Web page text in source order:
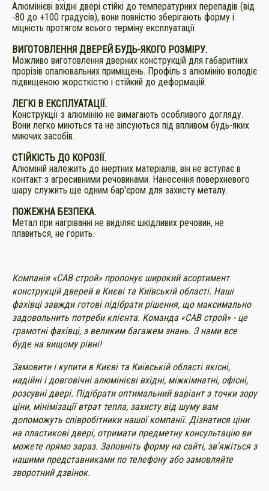
Алюмінієві вхідні двері стійкі до температурних перепадів (від
-80 до +100 градусів), вони повністю зберігають форму і
міцність протягом всього терміну експлуатації.
ВИГОТОВЛЕННЯ ДВЕРЕЙ БУДЬ-ЯКОГО РОЗМІРУ.
Можливо виготовлення дверних конструкцій для габаритних
прорізів опалювальних приміщень. Профіль з алюмінію володіє
підвищеною жорсткістю і стійкий до деформацій.
ЛЕГКІ В ЕКСПЛУАТАЦІЇ.
Конструкції з алюмінію не вимагають особливого догляду.
Вони легко миються та не зіпсуються під впливом будь-яких
миючих засобів.
СТІЙКІСТЬ ДО КОРОЗІЇ.
Алюміній належить до інертних матеріалів, він не вступає в
контакт з агресивними речовинами. Нанесення поверхневого
шару служить ще одним бар'єром для захисту металу.
ПОЖЕЖНА БЕЗПЕКА.
Метал при нагріванні не виділяє шкідливих речовин, не
плавиться, не горить.
Компанія «САВ строй» пропонує широкий асортимент
конструкцій дверей в Києві та Київській області. Наші
фахівці завжди готові підібрати рішення, що максимально
задовольнить потреби клієнта. Команда «САВ строй» - це
грамотні фахівці, з великим багажем знань. З нами все
буде на вищому рівні!
Замовити і купити в Києві та Київській області якісні,
надійні і довговічні алюмінієві вхідні, міжкімнатні, офісні,
розсувні двері. Підібрати оптимальний варіант з точки зору
ціни, мінімізації втрат тепла, захисту від шуму вам
допоможуть співробітники нашої компанії. Дізнатися ціни
на пластикові двері, отримати предметну консультацію ви
можете прямо зараз. Заповніть форму на сайті, зв'яжіться з
нашими представниками по телефону або замовляйте
зворотний дзвінок.